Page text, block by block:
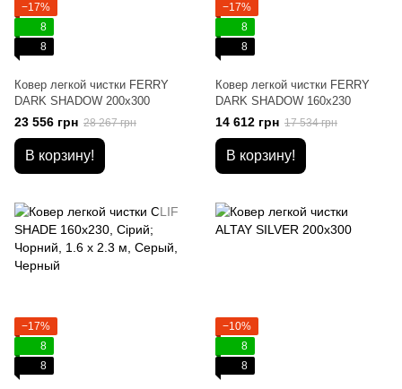
−17%
8
8
Ковер легкой чистки FERRY
DARK SHADOW 200x300
23 556 грн 28 267 грн
В корзину!
−17%
8
8
Ковер легкой чистки FERRY
DARK SHADOW 160x230
14 612 грн 17 534 грн
В корзину!
−17%
8
8
−10%
8
8